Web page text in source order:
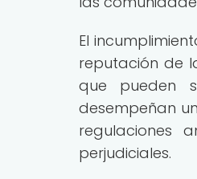
El
reputación de
que pueden
desempeñan
regulaciones
perjudiciales.